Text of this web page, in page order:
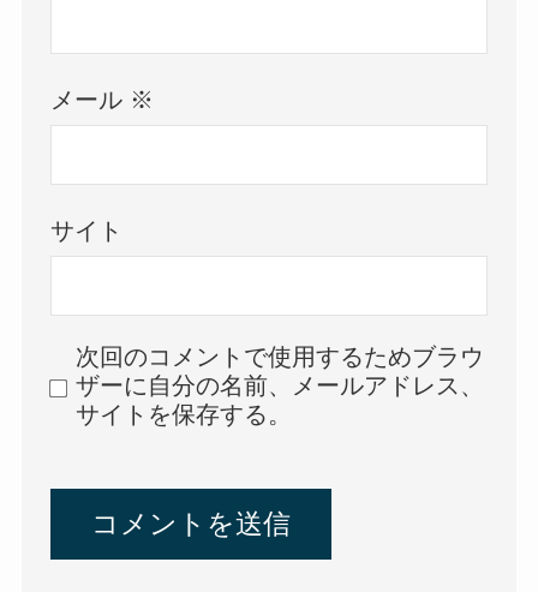
メール ※
サイト
次回のコメントで使用するためブラウ
ザーに自分の名前、メールアドレス、
サイトを保存する。